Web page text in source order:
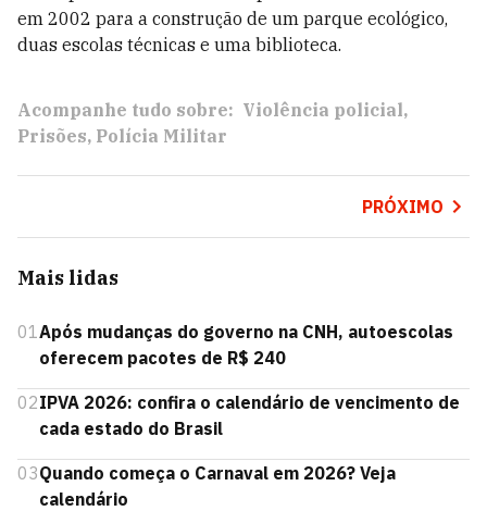
em 2002 para a construção de um parque ecológico,
duas escolas técnicas e uma biblioteca.
Acompanhe tudo sobre: Violência policial
Prisões Polícia Militar
PRÓXIMO
Mais lidas
01Após mudanças do governo na CNH, autoescolas
oferecem pacotes de R$ 240
02IPVA 2026: confira o calendário de vencimento de
cada estado do Brasil
03Quando começa o Carnaval em 2026? Veja
calendário